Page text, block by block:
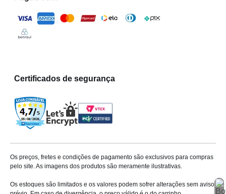
Certificados de segurança
Os preços, fretes e condições de pagamento são exclusivos para compras
pelo site. As imagens dos produtos são meramente ilustrativas.
Os estoques são limitados e os valores podem sofrer alterações sem aviso